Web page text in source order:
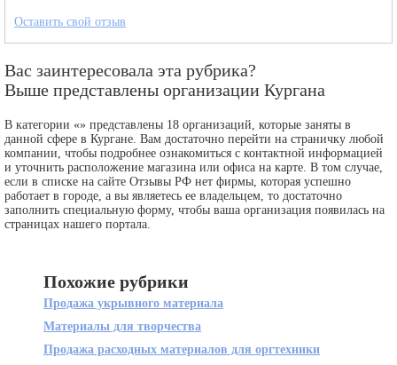
Оставить свой отзыв
Вас заинтересовала эта рубрика?
Выше представлены организации Кургана
В категории «» представлены 18 организаций, которые заняты в
данной сфере в Кургане. Вам достаточно перейти на страничку любой
компании, чтобы подробнее ознакомиться с контактной информацией
и уточнить расположение магазина или офиса на карте. В том случае,
если в списке на сайте Отзывы РФ нет фирмы, которая успешно
работает в городе, а вы являетесь ее владельцем, то достаточно
заполнить специальную форму, чтобы ваша организация появилась на
страницах нашего портала.
Похожие рубрики
Продажа укрывного материала
Материалы для творчества
Продажа расходных материалов для оргтехники